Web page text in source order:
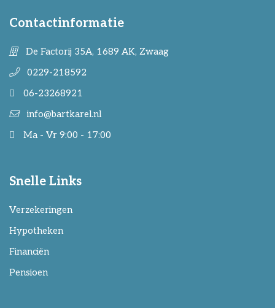
Contactinformatie
De Factorij 35A, 1689 AK, Zwaag
0229-218592
06-23268921
info@bartkarel.nl
Ma - Vr 9:00 - 17:00
Snelle Links
Verzekeringen
Hypotheken
Financiën
Pensioen